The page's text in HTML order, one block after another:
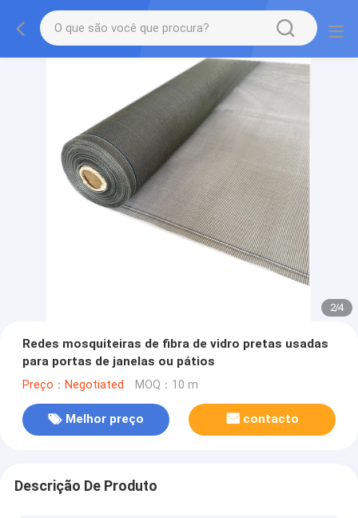
2/4
Redes mosquiteiras de fibra de vidro pretas usadas
para portas de janelas ou pátios
Preço：Negotiated MOQ：10 m
Melhor preço contacto
Descrição De Produto